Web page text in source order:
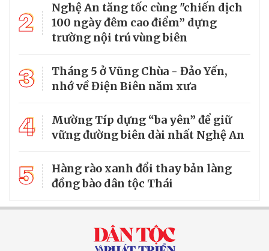
2
Nghệ An tăng tốc cùng "chiến dịch
100 ngày đêm cao điểm” dựng
trường nội trú vùng biên
3
Tháng 5 ở Vũng Chùa - Đảo Yến,
nhớ về Điện Biên năm xưa
4
Mường Típ dựng “ba yên” để giữ
vững đường biên dài nhất Nghệ An
5
Hàng rào xanh đổi thay bản làng
đồng bào dân tộc Thái